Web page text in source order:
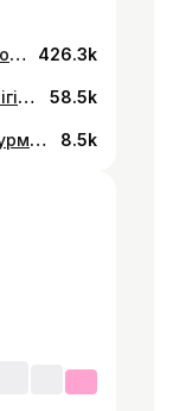
Медик «Хана» розповіла про важливість обʼєднання фронту та тилу. Послухайте🫶 426.3k
💙 Вона каже, що бій - її релігія, а армія - її монастир. І що всі попередні духовні практики - дитячі ясла у порівнянні зі службою. Вона грунтовно підходить до усього, що робить. Тому готувалася до служби і пройшла від курсів для цивільних до індивідуальних тренувань з бойовими інструкторами. 💛 Вона переконана, що лише з сильною армією можлива сильна держава і щоб зміцнити власну державу відмовилася від яскравого життя артменеджерки та кураторки культурних проєктів і пішла служити у ЗСУ. 🫡 Ганна Васик @hannavasyk нині працює санітарною інструкторкою медичного пункту у складі евакуаційної бригади десантно-штурмового батальйону. Дівчина також проводить навчання для штурмовиків та веде приймання хворих у зоні бойових дій. А ще шуткує, що армія - найбільш креативна організація з усіх, в яких їй доводилося працювати. #armwomennow #захисниці #дівчатазсу 58.5k
Втомились – уявіть себе штурмовиком. Текст в картинках. 8.5k